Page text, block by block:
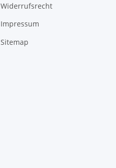
Widerrufsrecht
Impressum
Sitemap